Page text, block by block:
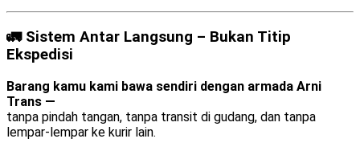
🚛 Sistem Antar Langsung – Bukan Titip
Ekspedisi
Barang kamu kami bawa sendiri dengan armada Arni
Trans —
tanpa pindah tangan, tanpa transit di gudang, dan tanpa
lempar-lempar ke kurir lain.